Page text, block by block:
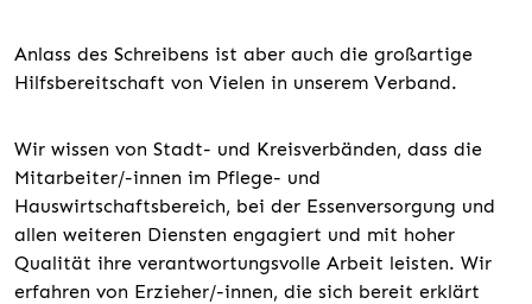
Anlass des Schreibens ist aber auch die großartige
Hilfsbereitschaft von Vielen in unserem Verband.
Wir wissen von Stadt- und Kreisverbänden, dass die
Mitarbeiter/-innen im Pflege- und
Hauswirtschaftsbereich, bei der Essenversorgung und
allen weiteren Diensten engagiert und mit hoher
Qualität ihre verantwortungsvolle Arbeit leisten. Wir
erfahren von Erzieher/-innen, die sich bereit erklärt